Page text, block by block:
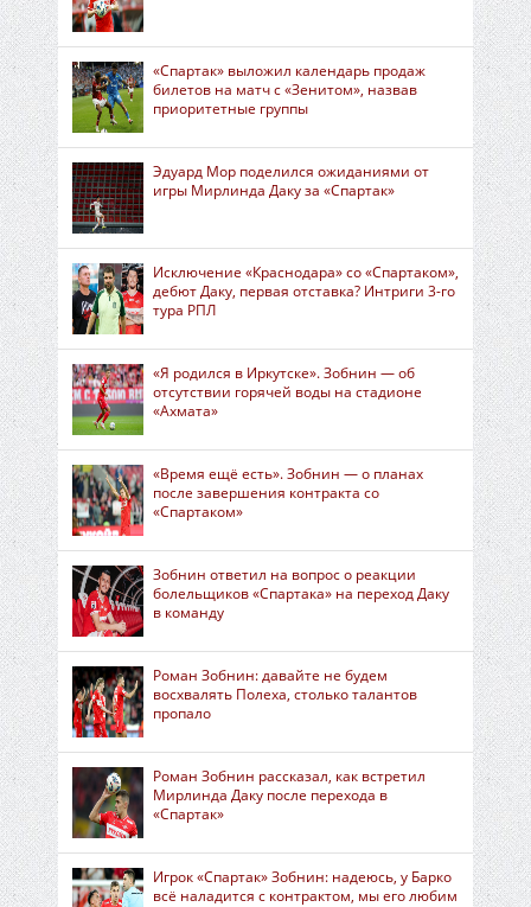
«Спартак» выложил календарь продаж
билетов на матч с «Зенитом», назвав
приоритетные группы
Эдуард Мор поделился ожиданиями от
игры Мирлинда Даку за «Спартак»
Исключение «Краснодара» со «Спартаком»,
дебют Даку, первая отставка? Интриги 3-го
тура РПЛ
«Я родился в Иркутске». Зобнин — об
отсутствии горячей воды на стадионе
«Ахмата»
«Время ещё есть». Зобнин — о планах
после завершения контракта со
«Спартаком»
Зобнин ответил на вопрос о реакции
болельщиков «Спартака» на переход Даку
в команду
Роман Зобнин: давайте не будем
восхвалять Полеха, столько талантов
пропало
Роман Зобнин рассказал, как встретил
Мирлинда Даку после перехода в
«Спартак»
Игрок «Спартак» Зобнин: надеюсь, у Барко
всё наладится с контрактом, мы его любим